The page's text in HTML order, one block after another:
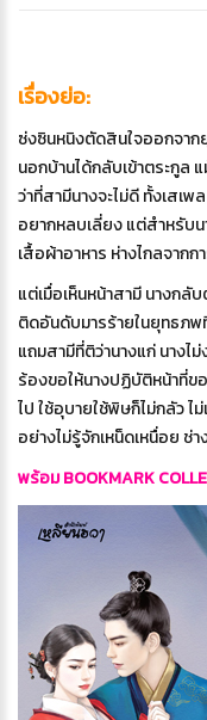
เรื่องย่อ:
ซ่งซินหนิงตัดสินใจออกจาก
นอกบ้านได้กลับเข้าตระกูล
ว่าที่สามีนางจะไม่ดี ทั้งเสเ
อยากหลบเลี่ยง แต่สำหรับน
เสื้อผ้าอาหาร ห่างไกลจากก
แต่เมื่อเห็นหน้าสามี นางกลั
ติดอันดับมารร้ายในยุทธภพ
แถมสามีที่ติว่านางแก่ นาง
ร้องขอให้นางปฏิบัติหน้าที่ข
ไป ใช้อุบายใช้พิษก็ไม่กลัว
อย่างไม่รู้จักเหน็ดเหนื่อย ช่
พร้อม BOOKMARK